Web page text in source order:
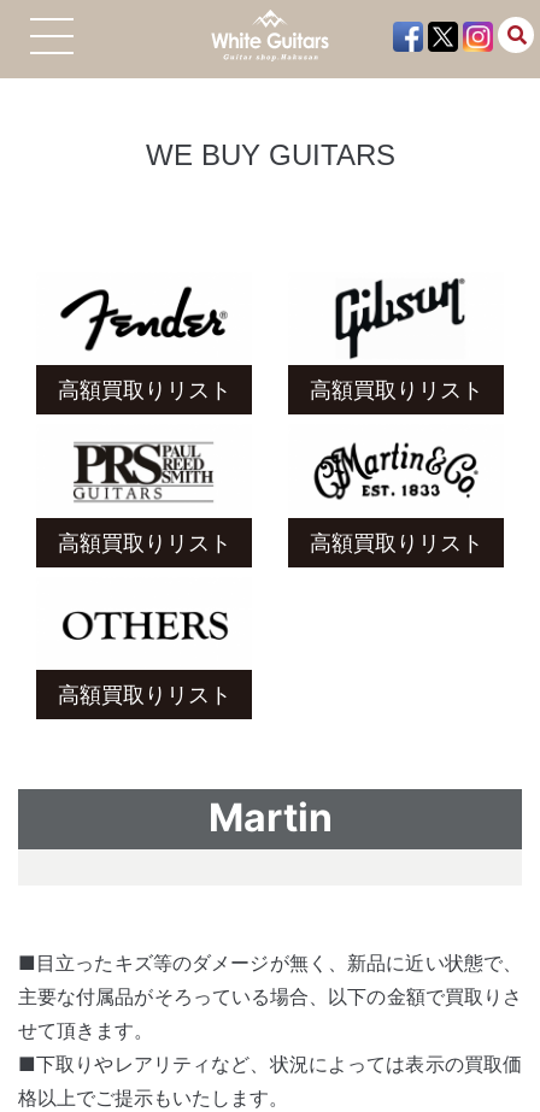
WE BUY GUITARS
高額買取りリスト 高額買取りリスト
高額買取りリスト 高額買取りリスト
高額買取りリスト
Martin
■目立ったキズ等のダメージが無く、新品に近い状態で、
主要な付属品がそろっている場合、以下の金額で買取りさ
せて頂きます。
■下取りやレアリティなど、状況によっては表示の買取価
格以上でご提示もいたします。